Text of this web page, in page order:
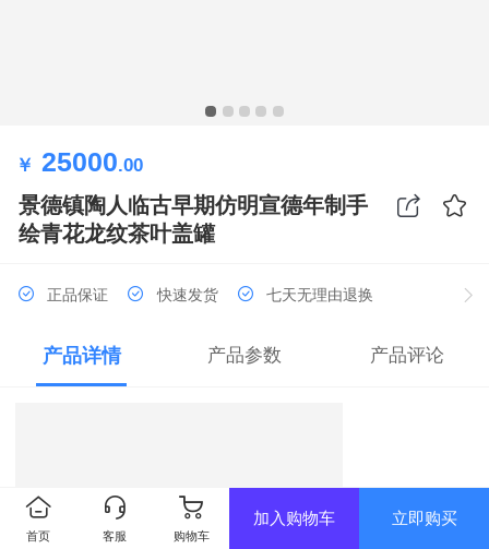
￥ 25000.00
景德镇陶人临古早期仿明宣德年制手
绘青花龙纹茶叶盖罐
正品保证 快速发货 七天无理由退换
产品详情 产品参数 产品评论
首页 客服 购物车
加入购物车 立即购买